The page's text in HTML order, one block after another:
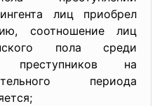
лиц приобрел
соотношение лиц
пола среди
преступников на
периода